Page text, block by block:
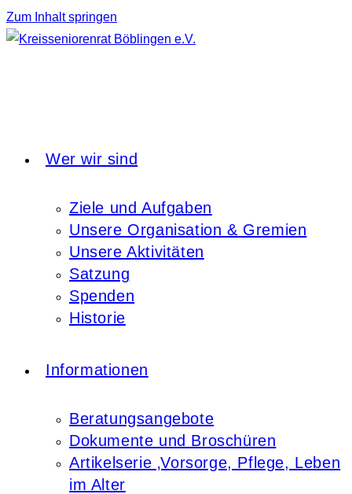
Zum Inhalt springen
Wer wir sind
Ziele und Aufgaben
Unsere Organisation & Gremien
Unsere Aktivitäten
Satzung
Spenden
Historie
Informationen
Beratungsangebote
Dokumente und Broschüren
Artikelserie ‚Vorsorge, Pflege, Leben
im Alter